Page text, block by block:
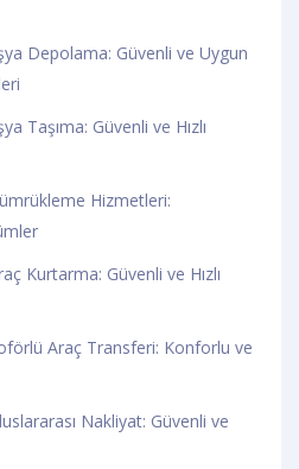
Depolama: Güvenli ve Uygun
Taşıma: Güvenli ve Hızlı
Hizmetleri:
Kurtarma: Güvenli ve Hızlı
Araç Transferi: Konforlu ve
Nakliyat: Güvenli ve